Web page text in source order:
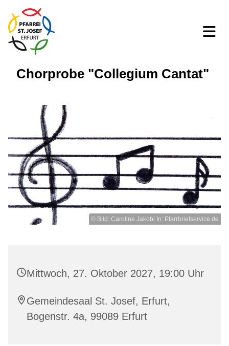
Chorprobe "Collegium Cantat"
© Bild: Caroline Jakobi In: Pfarrbriefservice.de
Mittwoch, 27. Oktober 2027, 19:00 Uhr
Gemeindesaal St. Josef, Erfurt,
Bogenstr. 4a, 99089 Erfurt